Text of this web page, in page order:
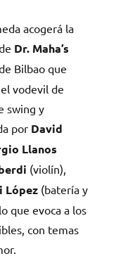
acogerá la
Dr. Maha’s
Bilbao que
vodevil de
swing y
por David
Llanos
(violín),
López (batería y
que evoca a los
con temas